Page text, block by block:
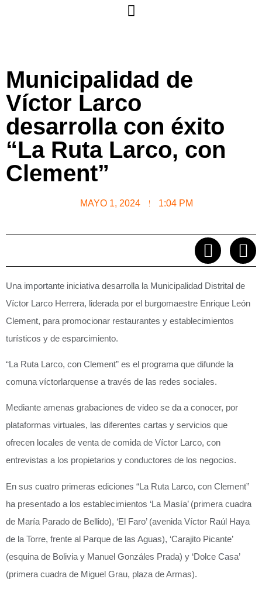
Municipalidad de
Víctor Larco
desarrolla con éxito
“La Ruta Larco, con
Clement”
MAYO 1, 2024 1:04 PM
Una importante iniciativa desarrolla la Municipalidad Distrital de
Víctor Larco Herrera, liderada por el burgomaestre Enrique León
Clement, para promocionar restaurantes y establecimientos
turísticos y de esparcimiento.
“La Ruta Larco, con Clement” es el programa que difunde la
comuna víctorlarquense a través de las redes sociales.
Mediante amenas grabaciones de video se da a conocer, por
plataformas virtuales, las diferentes cartas y servicios que
ofrecen locales de venta de comida de Víctor Larco, con
entrevistas a los propietarios y conductores de los negocios.
En sus cuatro primeras ediciones “La Ruta Larco, con Clement”
ha presentado a los establecimientos ‘La Masía’ (primera cuadra
de María Parado de Bellido), ‘El Faro’ (avenida Víctor Raúl Haya
de la Torre, frente al Parque de las Aguas), ‘Carajito Picante’
(esquina de Bolivia y Manuel Gonzáles Prada) y ‘Dolce Casa’
(primera cuadra de Miguel Grau, plaza de Armas).